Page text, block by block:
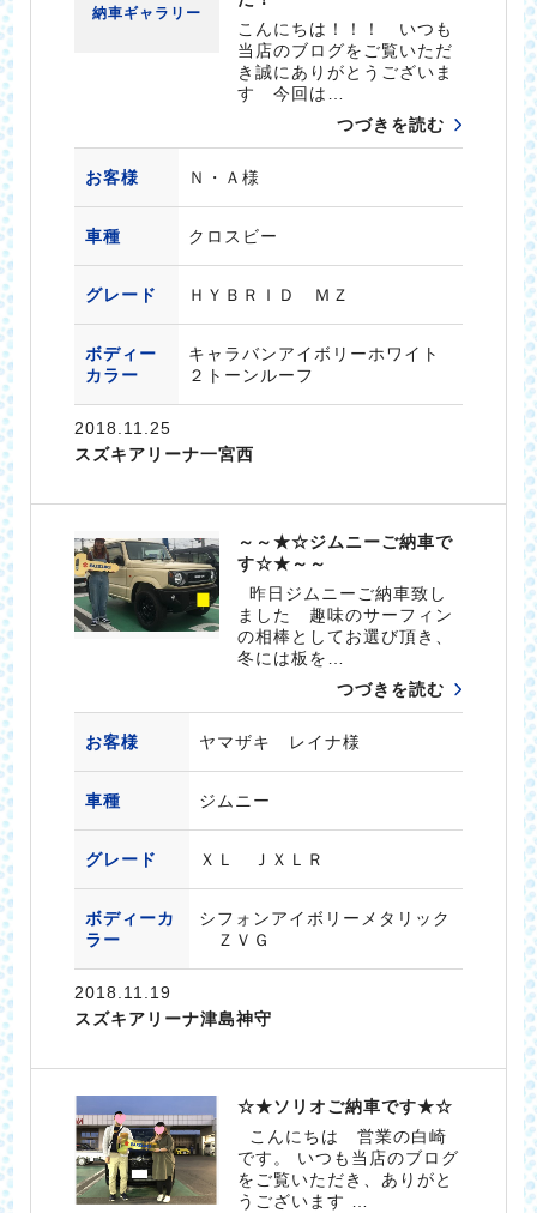
納車ギャラリー
こんにちは！！！ いつも
当店のブログをご覧いただ
き誠にありがとうございま
す 今回は…
つづきを読む
お客様 Ｎ・Ａ様
車種 クロスビー
グレード ＨＹＢＲＩＤ ＭＺ
ボディー
カラー
キャラバンアイボリーホワイト
２トーンルーフ
2018.11.25
スズキアリーナ一宮西
～～★☆ジムニーご納車で
す☆★～～
昨日ジムニーご納車致し
ました 趣味のサーフィン
の相棒としてお選び頂き、
冬には板を…
つづきを読む
お客様 ヤマザキ レイナ様
車種 ジムニー
グレード ＸＬ ＪＸＬＲ
ボディーカ
ラー
シフォンアイボリーメタリック
ＺＶＧ
2018.11.19
スズキアリーナ津島神守
☆★ソリオご納車です★☆
こんにちは 営業の白崎
です。 いつも当店のブログ
をご覧いただき、ありがと
うございます …